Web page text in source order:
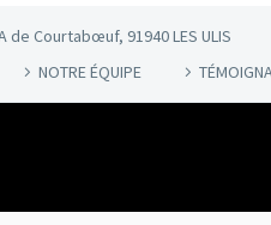
de Courtabœuf, 91940 LES ULIS
NOTRE ÉQUIPE